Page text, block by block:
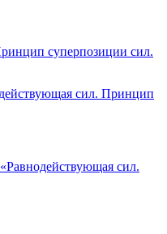
суперпозиции сил.
сил. Принцип
сил.